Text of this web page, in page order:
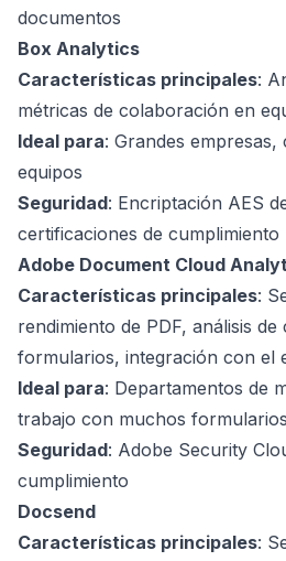
documentos
Box Analytics
Características principales:
métricas de colaboración en
Ideal para: Grandes
equipos
Seguridad: Encriptación AES
certificaciones de cumplimiento
Adobe Document Cloud
Características principales:
rendimiento de PDF, análisis
formularios, integración con el
Ideal para: Departamentos de
trabajo con muchos formularios
Seguridad: Adobe Security
cumplimiento
Docsend
Características principales: